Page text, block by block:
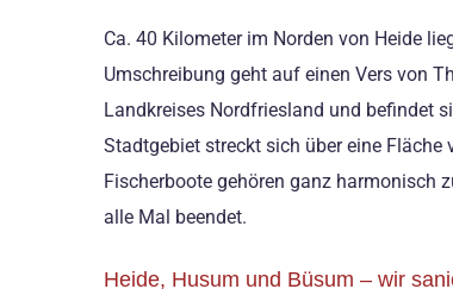
Ca. 40 Kilometer im Norden von Heide
Umschreibung geht auf einen Vers von
Landkreises Nordfriesland und befindet
Stadtgebiet streckt sich über eine
Fischerboote gehören ganz harmonisch
alle Mal beendet.
Heide, Husum und Büsum – wir